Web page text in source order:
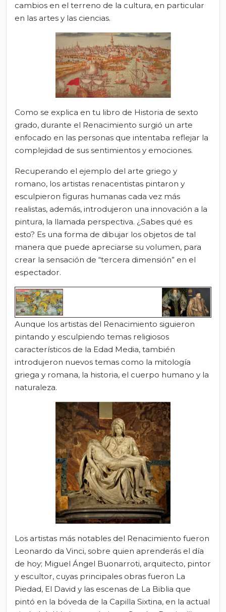
cambios en el terreno de la cultura, en particular
en las artes y las ciencias.
Como se explica en tu libro de Historia de sexto
grado, durante el Renacimiento surgió un arte
enfocado en las personas que intentaba reflejar la
complejidad de sus sentimientos y emociones.
Recuperando el ejemplo del arte griego y
romano, los artistas renacentistas pintaron y
esculpieron figuras humanas cada vez más
realistas, además, introdujeron una innovación a la
pintura, la llamada perspectiva. ¿Sabes qué es
esto? Es una forma de dibujar los objetos de tal
manera que puede apreciarse su volumen, para
crear la sensación de “tercera dimensión” en el
espectador.
Aunque los artistas del Renacimiento siguieron
pintando y esculpiendo temas religiosos
característicos de la Edad Media, también
introdujeron nuevos temas como la mitología
griega y romana, la historia, el cuerpo humano y la
naturaleza.
Los artistas más notables del Renacimiento fueron
Leonardo da Vinci, sobre quien aprenderás el día
de hoy; Miguel Ángel Buonarroti, arquitecto, pintor
y escultor, cuyas principales obras fueron La
Piedad, El David y las escenas de La Biblia que
pintó en la bóveda de la Capilla Sixtina, en la actual